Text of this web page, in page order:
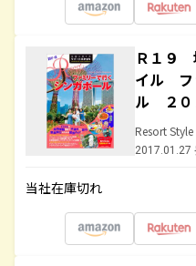
Ｒ１９
イル フ
ル ２０
Resort Style
2017.01.27
当社在庫切れ